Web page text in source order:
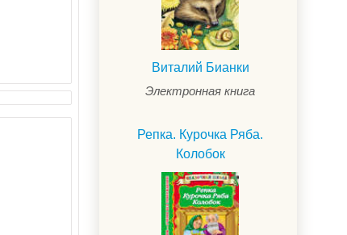
Виталий Бианки
Электронная книга
Репка. Курочка Ряба.
Колобок